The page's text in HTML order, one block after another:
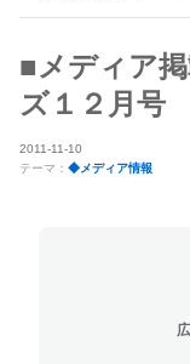
■メディア
ズ１２月号
2011-11-10
テーマ： ◆メディア情報